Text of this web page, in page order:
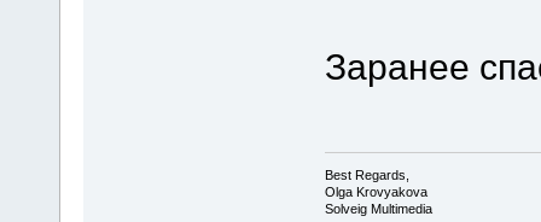
Заранее
Best Regards,
Olga Krovyakova
Solveig Multimedia